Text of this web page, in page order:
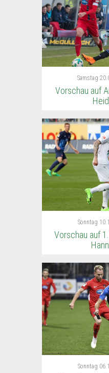
Samstag
Vorschau auf
Sonntag
Vorschau auf
Sonntag